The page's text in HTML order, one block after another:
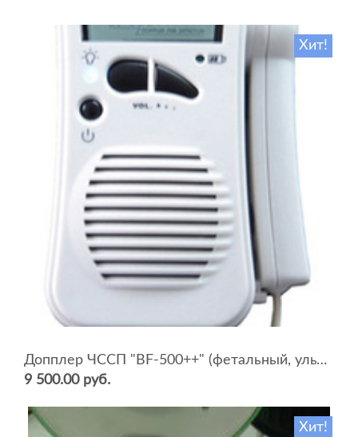
Хит!
Допплер ЧССП "BF-500++" (фетальный, ультразвуковой)
9 500.00 руб.
Хит!